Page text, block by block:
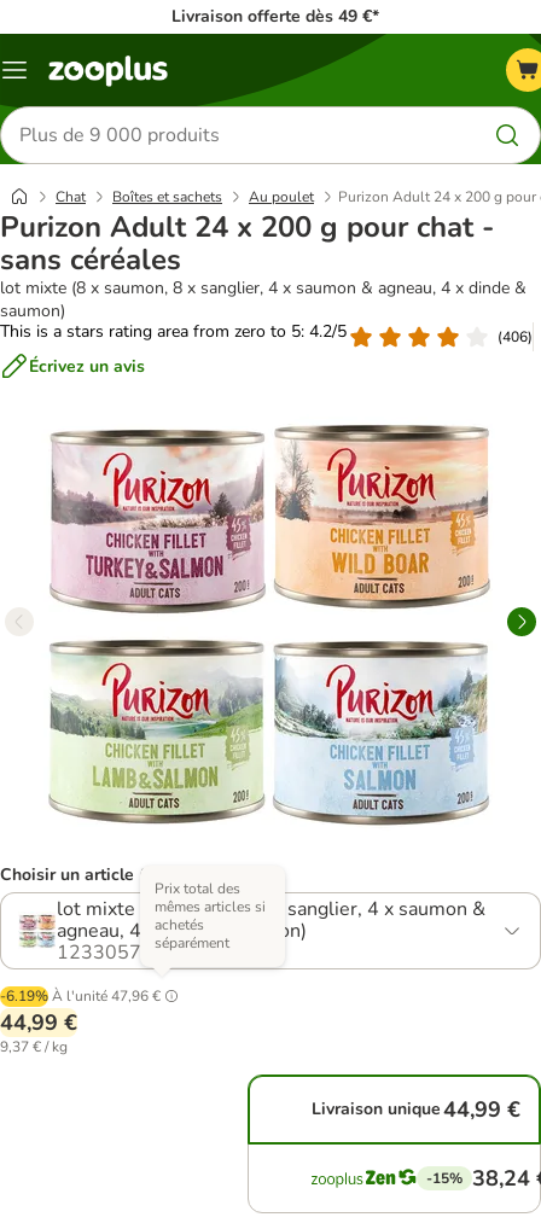
Livraison offerte dès 49 €*
Menu
Rechercher
des
produits
Chat Boîtes et sachets Au poulet Purizon Adult 24 x 200 g pour
Purizon Adult 24 x 200 g pour chat -
sans céréales
lot mixte (8 x saumon, 8 x sanglier, 4 x saumon & agneau, 4 x dinde &
saumon)
This is a stars rating area from zero to 5: 4.2/5
(406)
Écrivez un avis
Choisir un article (5 variantes)
lot mixte (8 x saumon, 8 x sanglier, 4 x saumon &
agneau, 4 x dinde & saumon)
1233057.4
-6.19%À l'unité47,96 €
Prix total des
mêmes articles si
achetés
séparément
44,99 €
9,37 € / kg
Livraison unique44,99 €
-15% 38,24